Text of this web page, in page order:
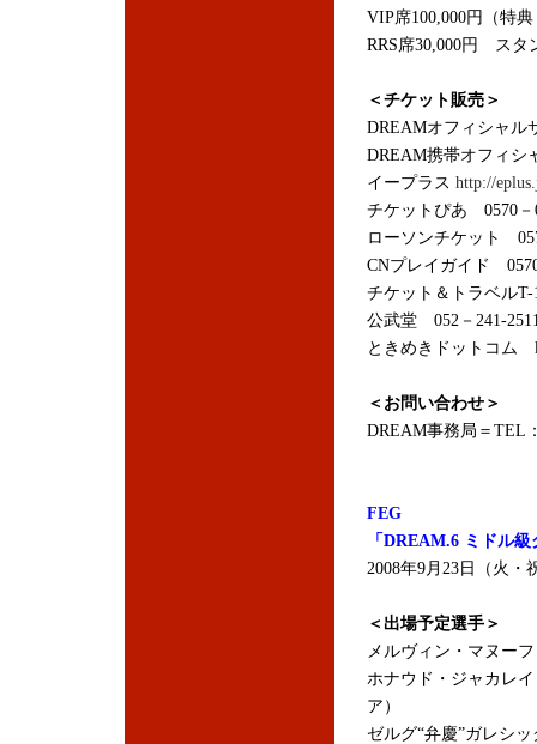
VIP席100,000円（特
RRS席30,000円 スタ
＜チケット販売＞
DREAMオフィシャ
DREAM携帯オフィ
イープラス http://
チケットぴあ 0570－
ローソンチケット
CNプレイガイド
チケット＆トラベル
公武堂 052－241-
ときめきドットコム
＜お問い合わせ＞
DREAM事務局＝TEL
FEG
「DREAM.6 ミドル
2008年9月23日（火・
＜出場予定選手＞
メルヴィン・マヌー
ホナウド・ジャカレ
ア）
ゼルグ“弁慶”ガレシ